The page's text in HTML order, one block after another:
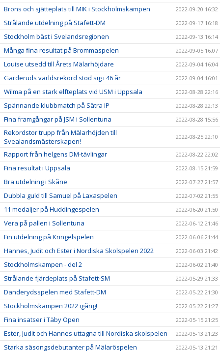
Brons och sjätteplats till MIK i Stockholmskampen 2022-09-20 16:32
Strålande utdelning på Stafett-DM 2022-09-17 16:18
Stockholm bäst i Svelandsregionen 2022-09-13 16:14
Många fina resultat på Brommaspelen 2022-09-05 16:07
Louise utsedd till Årets Mälarhöjdare 2022-09-04 16:04
Gärderuds världsrekord stod sig i 46 år 2022-09-04 16:01
Wilma på en stark elfteplats vid USM i Uppsala 2022-08-28 22:16
Spännande klubbmatch på Sätra IP 2022-08-28 22:13
Fina framgångar på JSM i Sollentuna 2022-08-28 15:56
Rekordstor trupp från Mälarhöjden till
Svealandsmästerskapen!
2022-08-25 22:10
Rapport från helgens DM-tävlingar 2022-08-22 22:02
Fina resultat i Uppsala 2022-08-15 21:59
Bra utdelning i Skåne 2022-07-27 21:57
Dubbla guld till Samuel på Laxaspelen 2022-07-02 21:55
11 medaljer på Huddingespelen 2022-06-20 21:50
Vera på pallen i Sollentuna 2022-06-12 21:46
Fin utdelning på Kringelspelen 2022-06-06 21:44
Hannes, Judit och Ester i Nordiska Skolspelen 2022 2022-06-03 21:42
Stockholmskampen - del 2 2022-06-02 21:40
Strålande fjärdeplats på Stafett-SM 2022-05-29 21:33
Danderydsspelen med Stafett-DM 2022-05-22 21:30
Stockholmskampen 2022 igång! 2022-05-22 21:27
Fina insatser i Täby Open 2022-05-15 21:25
Ester, Judit och Hannes uttagna till Nordiska skolspelen 2022-05-13 21:23
Starka säsongsdebutanter på Mälaröspelen 2022-05-13 21:21